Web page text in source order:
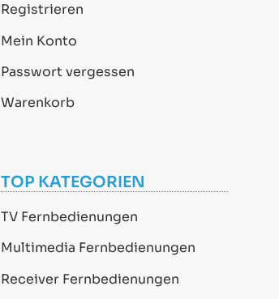
Registrieren
Mein Konto
Passwort vergessen
Warenkorb
TOP KATEGORIEN
TV Fernbedienungen
Multimedia Fernbedienungen
Receiver Fernbedienungen